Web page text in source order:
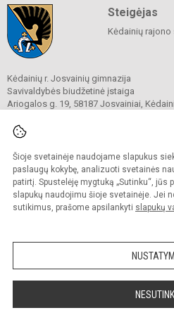
Šioje svetainėje naudojame slapukus
paslaugų kokybę, analizuoti svetainės
patirtį. Spustelėję mygtuką „Sutinku“,
slapukų naudojimu šioje svetainėje. Jei
sutikimus, prašome apsilankyti slapukų
Steigėjas
Kėdainių rajono
Kėdainių r. Josvainių gimnazija
Savivaldybės biudžetinė įstaiga
Ariogalos g. 19, 58187 Josvainiai,
El. p.
Duomenys kaupiami ir saugomi
Juridinių asmenų registre
Įmonės kodas 191018728
Kopijuoti turinį be raštiško
Prieinamumo paraiška
Sumanus būdas atnaujinti